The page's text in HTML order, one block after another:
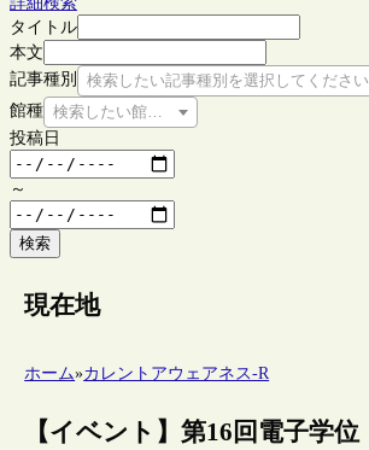
タイトル
本文
記事種別
検索したい記事種別を選択してください
館種 検索したい館種を選択してください
投稿日
～
検索
現在地
ホーム»カレントアウェアネス-R
【イベント】第16回電子学位